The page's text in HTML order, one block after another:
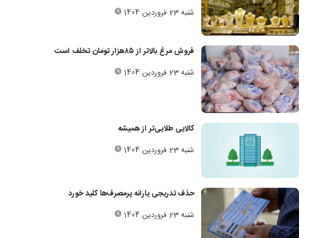
شنبه 23 فروردین 1404
فروش مرغ بالاتر از ۸۵‌هزار تومان تخلف است
شنبه 23 فروردین 1404
کالایی طلایی‌تر از همیشه
شنبه 23 فروردین 1404
حذف تدریجی یارانه پرمصرف‌ها کلید خورد
شنبه 23 فروردین 1404